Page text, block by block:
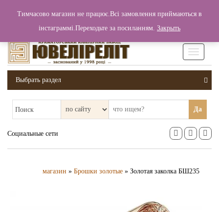
Вход / Регистрация 0 грн.
Выбрать раздел
Поиск Да
Социальные сети
магазин » Брошки золотые » Золотая заколка БШ235
Тимчасово магазин не працює.Всі замовлення приймаються в
інстаграммі.Переходьте за посиланням. Закрыть